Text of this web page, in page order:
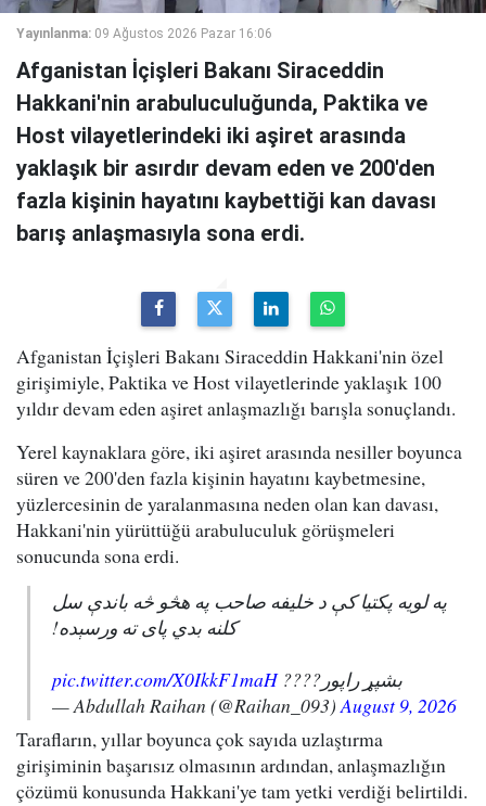
Yayınlanma: 09 Ağustos 2026 Pazar 16:06
Afganistan İçişleri Bakanı Siraceddin
Hakkani'nin arabuluculuğunda, Paktika ve
Host vilayetlerindeki iki aşiret arasında
yaklaşık bir asırdır devam eden ve 200'den
fazla kişinin hayatını kaybettiği kan davası
barış anlaşmasıyla sona erdi.
Afganistan İçişleri Bakanı Siraceddin Hakkani'nin özel
girişimiyle, Paktika ve Host vilayetlerinde yaklaşık 100
yıldır devam eden aşiret anlaşmazlığı barışla sonuçlandı.
Yerel kaynaklara göre, iki aşiret arasında nesiller boyunca
süren ve 200'den fazla kişinin hayatını kaybetmesine,
yüzlercesinin de yaralanmasına neden olan kan davası,
Hakkani'nin yürüttüğü arabuluculuk görüşmeleri
sonucunda sona erdi.
په لویه پکتیا کې د خلیفه صاحب په هڅو څه باندې سل
کلنه بدي پای ته ورسېده!
بشپړ راپور????pic.twitter.com/X0IkkF1maH
— Abdullah Raihan (@Raihan_093)August 9, 2026
Tarafların, yıllar boyunca çok sayıda uzlaştırma
girişiminin başarısız olmasının ardından, anlaşmazlığın
çözümü konusunda Hakkani'ye tam yetki verdiği belirtildi.